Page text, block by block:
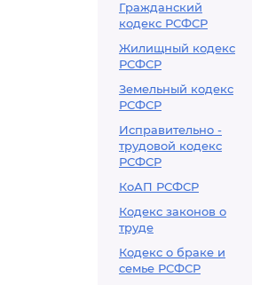
Гражданский
кодекс РСФСР
Жилищный кодекс
РСФСР
Земельный кодекс
РСФСР
Исправительно -
трудовой кодекс
РСФСР
КоАП РСФСР
Кодекс законов о
труде
Кодекс о браке и
семье РСФСР